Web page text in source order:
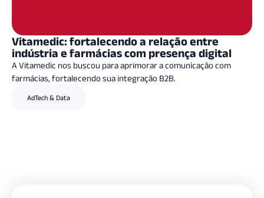
Vitamedic: fortalecendo a relação entre
indústria e farmácias com presença digital
A Vitamedic nos buscou para aprimorar a comunicação com
farmácias, fortalecendo sua integração B2B.
AdTech & Data